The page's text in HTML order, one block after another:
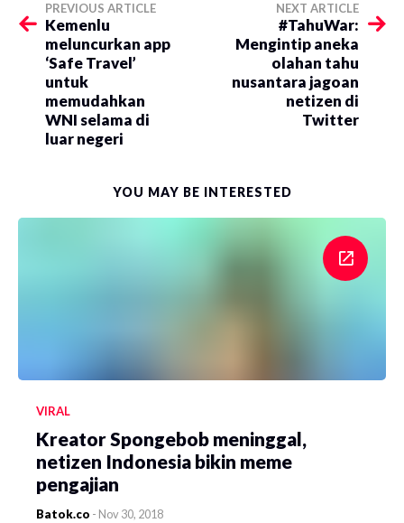
PREVIOUS ARTICLE
Kemenlu
meluncurkan app
‘Safe Travel’
untuk
memudahkan
WNI selama di
luar negeri
NEXT ARTICLE
#TahuWar:
Mengintip aneka
olahan tahu
nusantara jagoan
netizen di
Twitter
YOU MAY BE INTERESTED
VIRAL
Kreator Spongebob meninggal,
netizen Indonesia bikin meme
pengajian
Batok.co - Nov 30, 2018